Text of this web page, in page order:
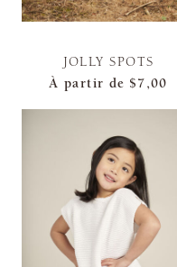
JOLLY SPOTS
À partir de $7,00